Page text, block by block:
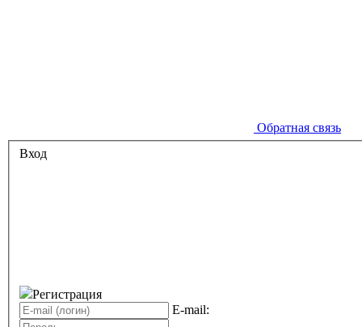
Обратная связь
Вход
Регистрация
E-mail: